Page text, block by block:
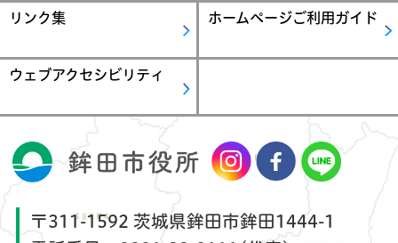
リンク集 ホームページご利用ガイド
ウェブアクセシビリティ
〒311-1592 茨城県鉾田市鉾田1444-1